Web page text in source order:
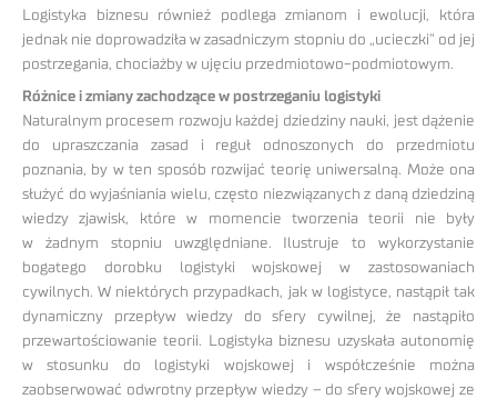
Logistyka biznesu również podlega zmianom i ewolucji, która
jednak nie doprowadziła w zasadniczym stopniu do „ucieczki” od jej
postrzegania, chociażby w ujęciu przedmiotowo-podmiotowym.
Różnice i zmiany zachodzące w postrzeganiu logistyki
Naturalnym procesem rozwoju każdej dziedziny nauki, jest dążenie
do upraszczania zasad i reguł odnoszonych do przedmiotu
poznania, by w ten sposób rozwijać teorię uniwersalną. Może ona
służyć do wyjaśniania wielu, często niezwiązanych z daną dziedziną
wiedzy zjawisk, które w momencie tworzenia teorii nie były
w żadnym stopniu uwzględniane. Ilustruje to wykorzystanie
bogatego dorobku logistyki wojskowej w zastosowaniach
cywilnych. W niektórych przypadkach, jak w logistyce, nastąpił tak
dynamiczny przepływ wiedzy do sfery cywilnej, że nastąpiło
przewartościowanie teorii. Logistyka biznesu uzyskała autonomię
w stosunku do logistyki wojskowej i współcześnie można
zaobserwować odwrotny przepływ wiedzy – do sfery wojskowej ze